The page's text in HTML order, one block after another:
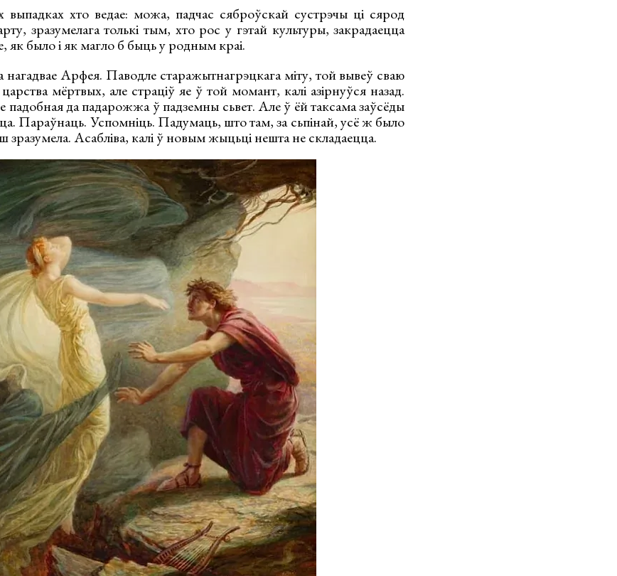
выпадках хто ведае: можа, падчас сяброўскай сустрэчы ці сярод
зразумелага толькі тым, хто рос у гэтай культуры, закрадаецца
як было і як магло б быць у родным краі.
нагадвае Арфея. Паводле старажытнагрэцкага міту, той вывеў сваю
мёртвых, але страціў яе ў той момант, калі азірнуўся назад.
падобная да падарожжа ў падземны сьвет. Але ў ёй таксама заўсёды
Параўнаць. Успомніць. Падумаць, што там, за сьпінай, усё ж было
зразумела. Асабліва, калі ў новым жыцьці нешта не складаецца.